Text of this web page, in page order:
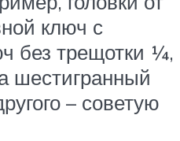
ключ с
без трещотки ¼,
шестигранный
– советую